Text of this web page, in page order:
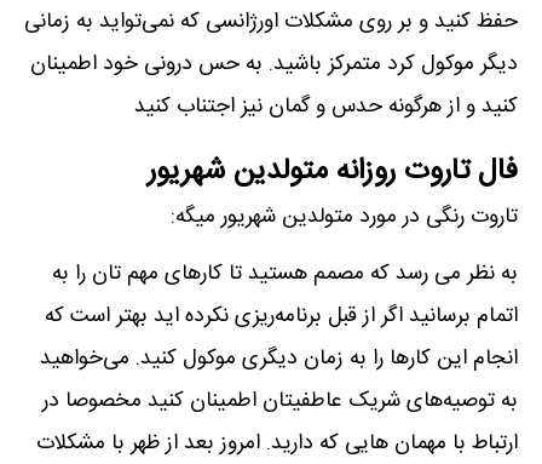
حفظ کنید و بر روی مشکلات اورژانسی که نمی‌تواید به زمانی
دیگر موکول کرد متمرکز باشید. به حس درونی خود اطمینان
کنید و از هرگونه حدس و گمان نیز اجتناب کنید
فال تاروت روزانه متولدین شهریور
تاروت رنگی در مورد متولدین شهریور میگه:
به نظر می رسد که مصمم هستید تا کارهای مهم تان را به
اتمام برسانید اگر از قبل برنامه‌ریزی نکرده اید بهتر است که
انجام این کارها را به زمان دیگری موکول کنید. می‌خواهید
به توصیه‌های شریک عاطفیتان اطمینان کنید مخصوصا در
ارتباط با مهمان هایی که دارید. امروز بعد از ظهر با مشکلات